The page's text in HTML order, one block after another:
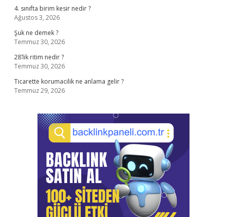
4. sınıfta birim kesir nedir ?
Ağustos 3, 2026
Şuk ne demek ?
Temmuz 30, 2026
28’lik ritim nedir ?
Temmuz 30, 2026
Ticarette korumacilik ne anlama gelir ?
Temmuz 29, 2026